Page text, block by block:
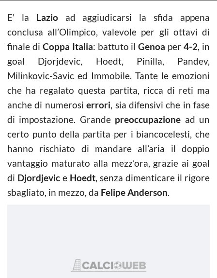
E’ la Lazioad aggiudicarsi la sfida appena
conclusa all’Olimpico, valevole per gli ottavi di
finale di Coppa Italia: battuto ilGenoa per4-2, in
goal Djorjdevic, Hoedt, Pinilla, Pandev,
Milinkovic-Savic ed Immobile. Tante le emozioni
che ha regalato questa partita, ricca di reti ma
anche di numerosierrori, sia difensivi che in fase
di impostazione. Grande preoccupazione ad un
certo punto della partita per i biancocelesti, che
hanno rischiato di mandare all’aria il doppio
vantaggio maturato alla mezz’ora, grazie ai goal
di Djordjevic e Hoedt, senza dimenticare il rigore
sbagliato, in mezzo, da Felipe Anderson.